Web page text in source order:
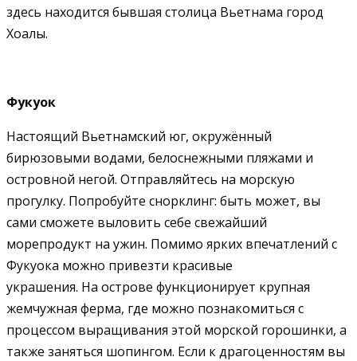
здесь находится бывшая столица Вьетнама город
Хоалы.
Фукуок
Настоящий Вьетнамский юг, окружённый
бирюзовыми водами, белоснежными пляжами и
островной негой. Отправляйтесь на морскую
прогулку. Попробуйте снорклинг: быть может, вы
сами сможете выловить себе свежайший
морепродукт на ужин. Помимо ярких впечатлений с
Фукуока можно привезти красивые
украшения. На острове функционирует крупная
жемчужная ферма, где можно познакомиться с
процессом выращивания этой морской горошинки, а
также заняться шопингом. Если к драгоценностям вы